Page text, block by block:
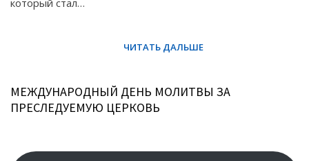
который стал…
МЕЖДУНАРОДНЫЙ ДЕНЬ МОЛИТВЫ ЗА
ПРЕСЛЕДУЕМУЮ ЦЕРКОВЬ